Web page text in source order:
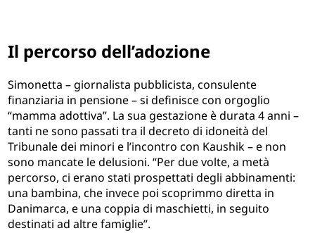
Il percorso dell’adozione
Simonetta – giornalista pubblicista, consulente
finanziaria in pensione – si definisce con orgoglio
“mamma adottiva”. La sua gestazione è durata 4 anni –
tanti ne sono passati tra il decreto di idoneità del
Tribunale dei minori e l’incontro con Kaushik – e non
sono mancate le delusioni. “Per due volte, a metà
percorso, ci erano stati prospettati degli abbinamenti:
una bambina, che invece poi scoprimmo diretta in
Danimarca, e una coppia di maschietti, in seguito
destinati ad altre famiglie”.